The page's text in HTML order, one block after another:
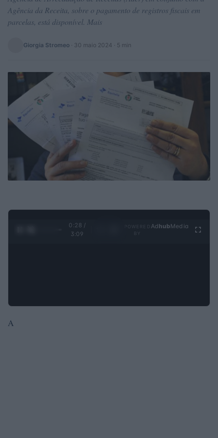
Agência da Receita, sobre o pagamento de registros fiscais em
parcelas, está disponível. Mais
Giorgia Stromeo · 30 maio 2024 · 5 min
0:29 /
3:09
Ad hubMedia
A